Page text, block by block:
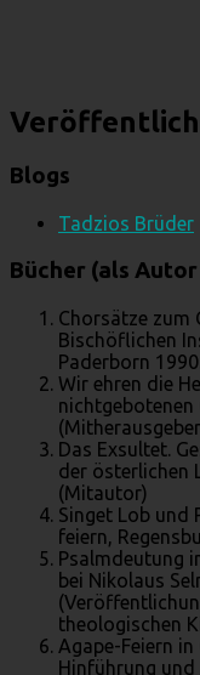
Blogs
Tadzios Brüder
Bücher (als
Chorsätze zum
Bischöflichen
Paderborn 1990.
Wir ehren die
nichtgebotenen
Das Exsultet.
der österlichen
(Mitautor)
Singet Lob und
feiern,
Psalmdeutung
bei Nikolaus
theologischen
Agape-Feiern in
Hinführung und